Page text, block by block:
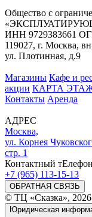
Общество с
ИНН 9729383661
119027, г. Москва,
ул. Плотинная, д.9
Магазины Кафе и
акции КАРТА
Контакты Аренда
АДРЕС
Москва,
ул. Корнея
стр. 1
Контактный тЕлефон
+7 (965) 113-15-13
ОБРАТНАЯ СВЯЗЬ
© ТЦ «Сказка», 2026
Юридическая